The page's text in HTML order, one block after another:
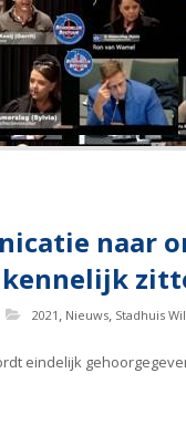
naar
2021 , Nieuws, Stadhuis
eindelijk